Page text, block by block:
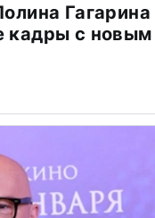
Гагарина
кадры с новым